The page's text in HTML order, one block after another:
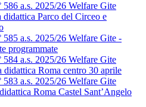
586 a.s. 2025/26 Welfare Gite
didattica Parco del Circeo e
585 a.s. 2025/26 Welfare Gite -
programmate
584 a.s. 2025/26 Welfare Gite
didattica Roma centro 30 aprile
583 a.s. 2025/26 Welfare Gite
Roma Castel Sant’Angelo